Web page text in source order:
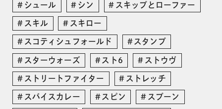
シュール シン スキップとローファー
スキル スキロー
スコティシュフォールド スタンプ
スターウォーズ スト6 ストウヴ
ストリートファイター ストレッチ
スパイスカレー スピン スプーン